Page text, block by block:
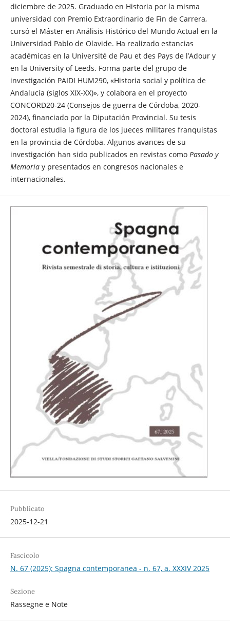
diciembre de 2025. Graduado en Historia por la misma
universidad con Premio Extraordinario de Fin de Carrera,
cursó el Máster en Análisis Histórico del Mundo Actual en la
Universidad Pablo de Olavide. Ha realizado estancias
académicas en la Université de Pau et des Pays de l’Adour y
en la University of Leeds. Forma parte del grupo de
investigación PAIDI HUM290, «Historia social y política de
Andalucía (siglos XIX-XX)», y colabora en el proyecto
CONCORD20-24 (Consejos de guerra de Córdoba, 2020-
2024), financiado por la Diputación Provincial. Su tesis
doctoral estudia la figura de los jueces militares franquistas
en la provincia de Córdoba. Algunos avances de su
investigación han sido publicados en revistas como Pasado y
Memoriay presentados en congresos nacionales e
internacionales.
Pubblicato
2025-12-21
Fascicolo
N. 67 (2025): Spagna contemporanea - n. 67, a. XXXIV 2025
Sezione
Rassegne e Note